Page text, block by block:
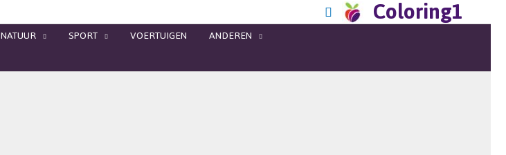
Coloring1
NATUUR SPORT VOERTUIGEN ANDEREN